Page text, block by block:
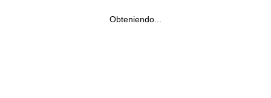
Obteniendo...